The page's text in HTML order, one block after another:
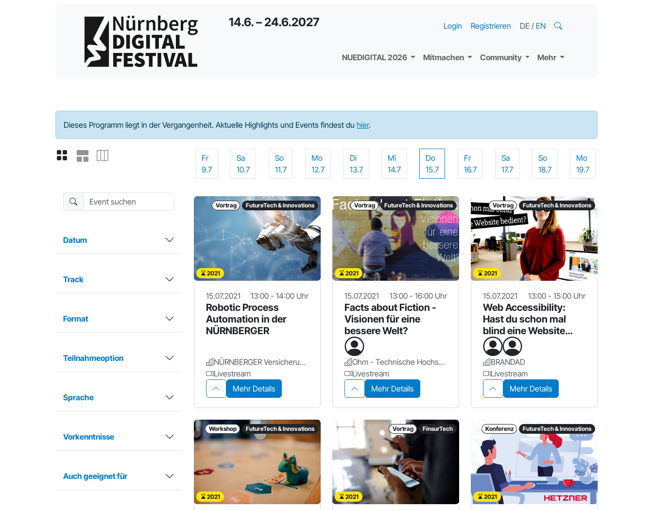
14.6. – 24.6.2027
NUEDIGITAL 2026 Mitmachen Community Mehr
Login Registrieren DE / EN
Programm - 2021
Dieses Programm liegt in der Vergangenheit. Aktuelle Highlights und Events findest du hier.
Event suchen
Datum
Track
Format
Teilnahmeoption
Sprache
Vorkenntnisse
Auch geeignet für
Fr
9.7
Sa
10.7
So
11.7
Mo
12.7
Di
13.7
Mi
14.7
Do
15.7
Fr
16.7
Sa
17.7
So
18.7
Mo
19.7
Vortrag FutureTech & Innovations
2021
15.07.2021 13:00 - 14:00 Uhr
Robotic Process
Automation in der
NÜRNBERGER
NÜRNBERGER Versicherung
Livestream
Mehr Details
Vortrag FutureTech & Innovations
2021
15.07.2021 13:00 - 16:00 Uhr
Facts about Fiction -
Visionen für eine
bessere Welt?
Ohm - Technische Hochschule Nürnberg Georg Simon Ohm
Livestream
Mehr Details
Vortrag FutureTech & Innovations
2021
15.07.2021 13:00 - 15:00 Uhr
Web Accessibility:
Hast du schon mal
blind eine Website
bedient?
BRANDAD
Livestream
Mehr Details
Workshop FutureTech & Innovations
2021
Vortrag FinsurTech
2021
Konferenz FutureTech & Innovations
2021